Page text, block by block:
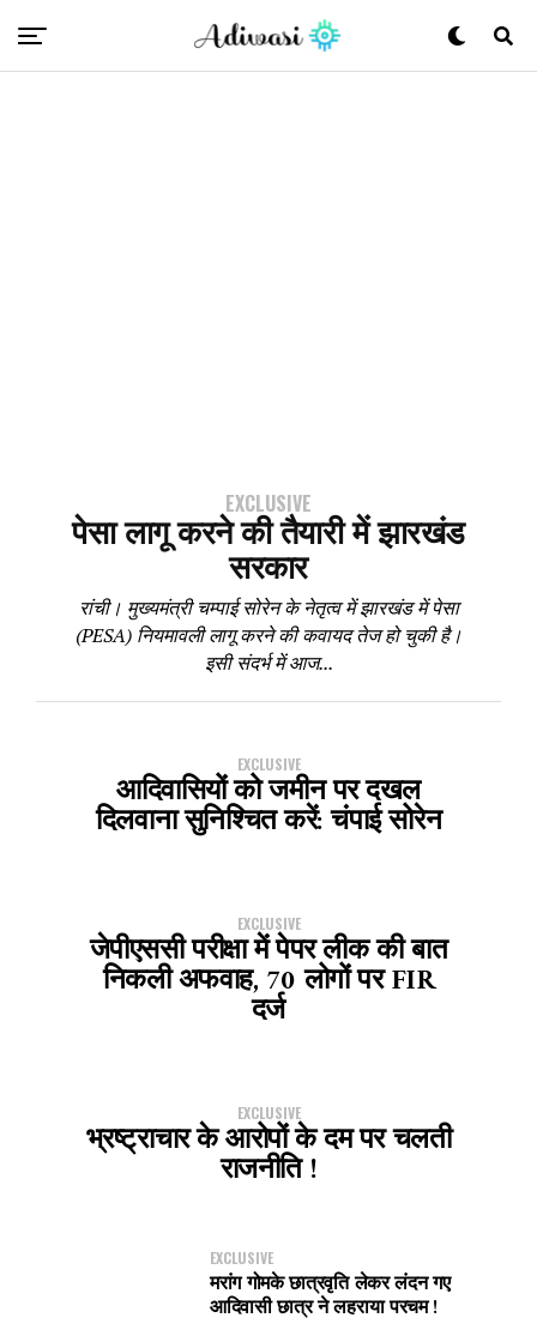
EXCLUSIVE
पेसा लागू करने की तैयारी में झारखंड
सरकार
रांची। मुख्यमंत्री चम्पाई सोरेन के नेतृत्व में झारखंड में पेसा
(PESA) नियमावली लागू करने की कवायद तेज हो चुकी है।
इसी संदर्भ में आज...
EXCLUSIVE
आदिवासियों को जमीन पर दखल
दिलवाना सुनिश्चित करें: चंपाई सोरेन
EXCLUSIVE
जेपीएससी परीक्षा में पेपर लीक की बात
निकली अफवाह, 70 लोगों पर FIR
दर्ज
EXCLUSIVE
भ्रष्ट्राचार के आरोपों के दम पर चलती
राजनीति !
EXCLUSIVE
मरांग गोमके छात्रवृति लेकर लंदन गए
आदिवासी छात्र ने लहराया परचम !